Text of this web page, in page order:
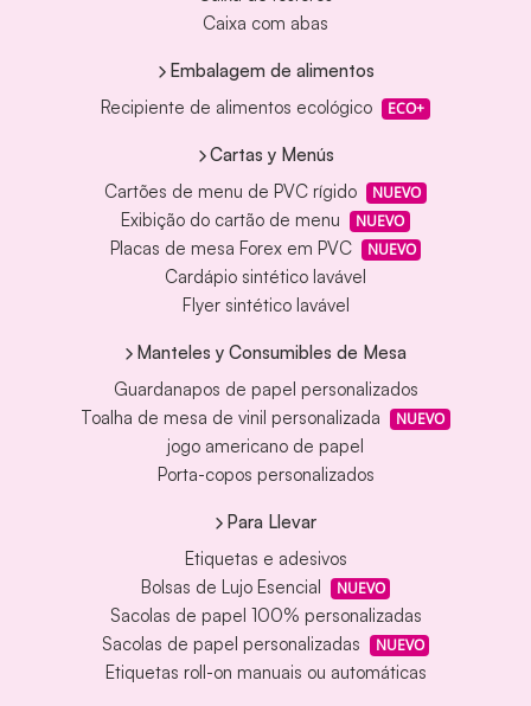
Caixa com abas
Embalagem de alimentos
Recipiente de alimentos ecológico
ECO+
Cartas y Menús
Cartões de menu de PVC rígido
NUEVO
Exibição do cartão de menu NUEVO
Placas de mesa Forex em PVC NUEVO
Cardápio sintético lavável
Flyer sintético lavável
Manteles y Consumibles de Mesa
Guardanapos de papel personalizados
Toalha de mesa de vinil personalizada
NUEVO
jogo americano de papel
Porta-copos personalizados
Para Llevar
Etiquetas e adesivos
Bolsas de Lujo Esencial
NUEVO
Sacolas de papel 100% personalizadas
Sacolas de papel personalizadas
NUEVO
Etiquetas roll-on manuais ou automáticas